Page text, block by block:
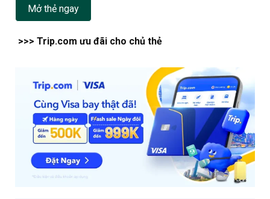
Mở thẻ ngay
>>> Trip.com ưu đãi cho chủ thẻ